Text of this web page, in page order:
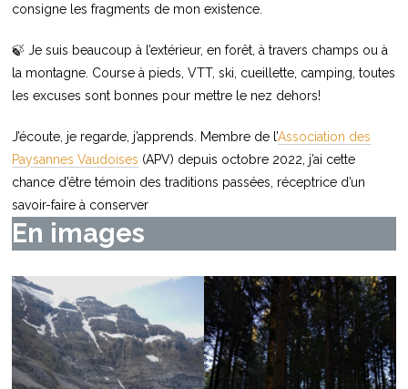
consigne les fragments de mon existence.
🍃 Je suis beaucoup à l’extérieur, en forêt, à travers champs ou à
la montagne. Course à pieds, VTT, ski, cueillette, camping, toutes
les excuses sont bonnes pour mettre le nez dehors!
J’écoute, je regarde, j’apprends. Membre de l’Association des
Paysannes Vaudoises (APV) depuis octobre 2022, j’ai cette
chance d’être témoin des traditions passées, réceptrice d’un
savoir-faire à conserver
En images